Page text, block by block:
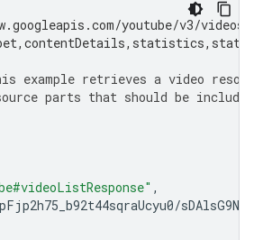
youtube/v3/
example retrieves a video
parts that should be included
,
/